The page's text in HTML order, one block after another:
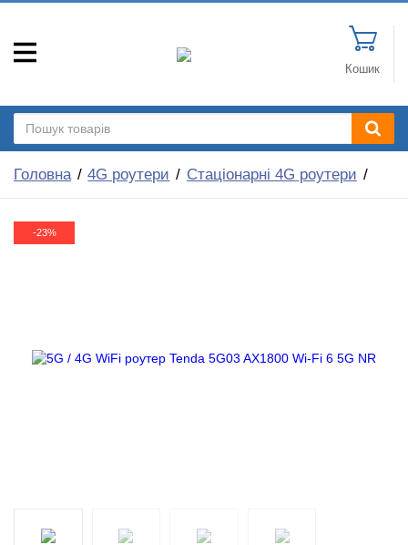
Кошик
Головна 4G роутери Стаціонарні 4G роутери
-23%